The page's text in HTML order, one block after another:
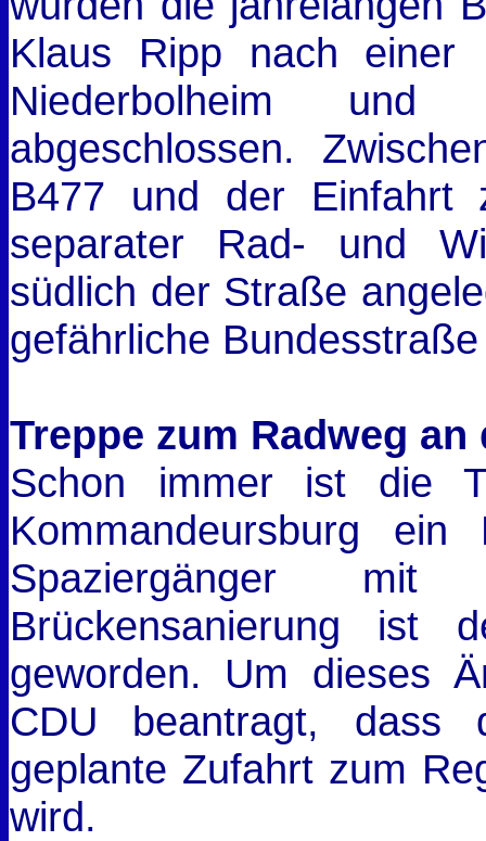
Klaus Ripp nach einer
Niederbolheim und
abgeschlossen.
B477 und der Einfahrt
separater Rad- und
südlich der Straße
gefährliche
Treppe zum Radweg
Schon immer ist die
Kommandeursburg
Spaziergänger
Brückensanierung ist
geworden. Um dieses
CDU beantragt, dass
geplante Zufahrt zum
wird.